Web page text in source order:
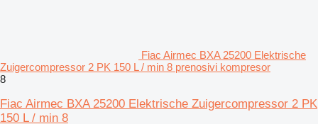
Fiac Airmec BXA 25200 Elektrische
Zuigercompressor 2 PK 150 L / min 8 prenosivi kompresor
8
Fiac Airmec BXA 25200 Elektrische Zuigercompressor 2 PK
150 L / min 8